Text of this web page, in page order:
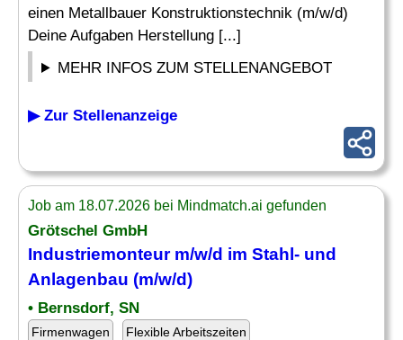
einen Metallbauer Konstruktionstechnik (m/w/d)
Deine Aufgaben Herstellung [...]
MEHR INFOS ZUM STELLENANGEBOT
▶ Zur Stellenanzeige
Job am 18.07.2026 bei Mindmatch.ai gefunden
Grötschel GmbH
Industriemonteur m/w/d im Stahl - und
Anlagenbau (m/w/d)
• Bernsdorf, SN
Firmenwagen Flexible Arbeitszeiten